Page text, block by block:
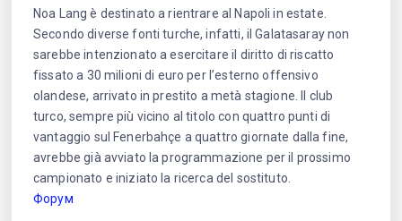
Noa Lang è destinato a rientrare al Napoli in estate.
Secondo diverse fonti turche, infatti, il Galatasaray non
sarebbe intenzionato a esercitare il diritto di riscatto
fissato a 30 milioni di euro per l’esterno offensivo
olandese, arrivato in prestito a metà stagione. Il club
turco, sempre più vicino al titolo con quattro punti di
vantaggio sul Fenerbahçe a quattro giornate dalla fine,
avrebbe già avviato la programmazione per il prossimo
campionato e iniziato la ricerca del sostituto.
Форум